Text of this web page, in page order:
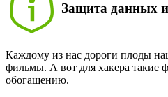
Защита данных
Каждому из нас дороги плоды
фильмы. А вот для хакера
обогащению.